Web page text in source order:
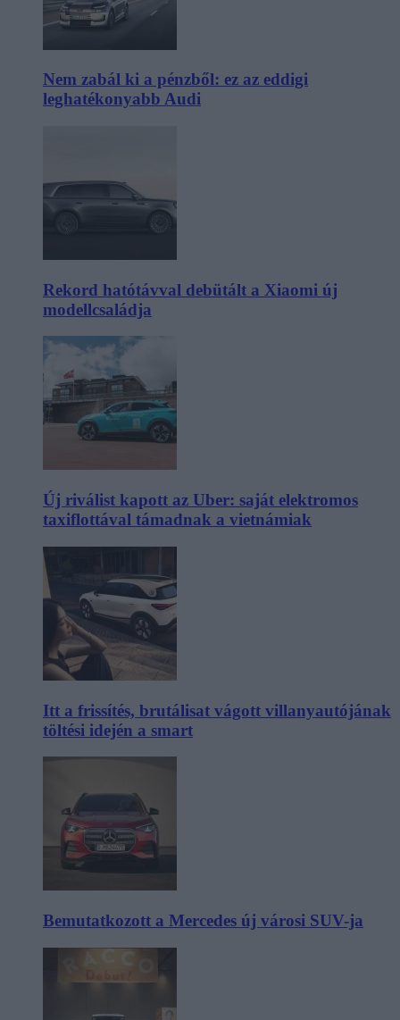
Nem zabál ki a pénzből: ez az eddigi
leghatékonyabb Audi
Rekord hatótávval debütált a Xiaomi új
modellcsaládja
Új riválist kapott az Uber: saját elektromos
taxiflottával támadnak a vietnámiak
Itt a frissítés, brutálisat vágott villanyautójának
töltési idején a smart
Bemutatkozott a Mercedes új városi SUV-ja